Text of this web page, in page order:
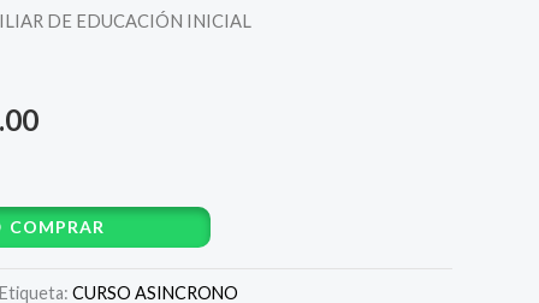
DE EDUCACIÓN INICIAL
El
actual
S/ 120.00.
COMPRAR
Etiqueta: CURSO ASINCRONO